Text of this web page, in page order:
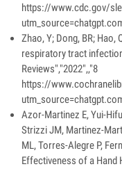
https://www.cdc.gov/
Zhao, Y; Dong, BR;
respiratory tract
Reviews","2022",,"8
https://
Azor-Martinez E, Yui-
Strizzi JM, Martinez-
ML, Torres-Alegre P,
Effectiveness of a Hand